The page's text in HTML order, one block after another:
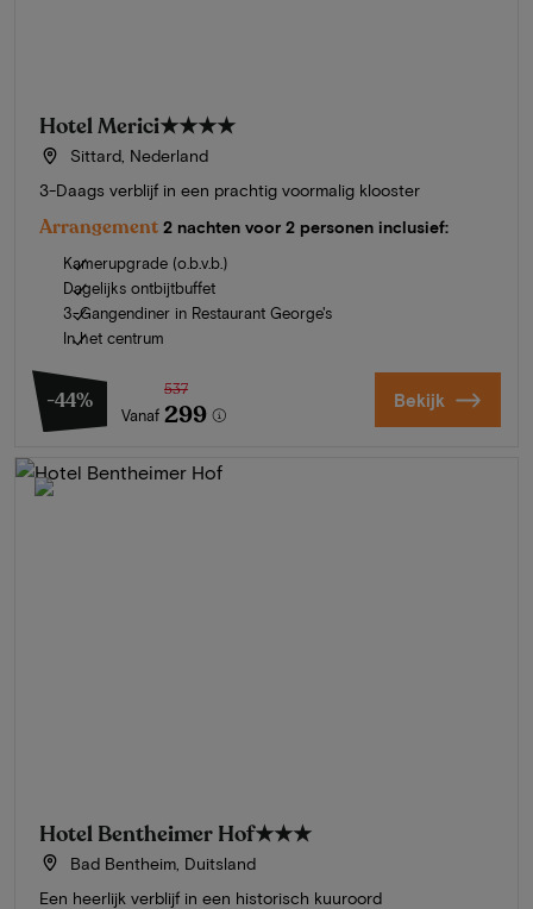
Hotel Merici★★★★
Sittard, Nederland
3-Daags verblijf in een prachtig voormalig klooster
Arrangement 2 nachten voor 2 personen inclusief:
Kamerupgrade (o.b.v.b.)
Dagelijks ontbijtbuffet
3-Gangendiner in Restaurant George's
In het centrum
-44%
Vanaf
537
299 Bekijk
Hotel Bentheimer Hof★★★
Bad Bentheim, Duitsland
Een heerlijk verblijf in een historisch kuuroord